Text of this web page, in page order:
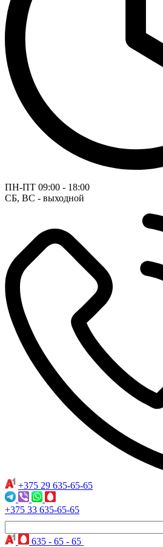
ПН-ПТ 09:00 - 18:00
СБ, ВС - выходной
+375 29 635-65-65
+375 33 635-65-65
635 - 65 - 65